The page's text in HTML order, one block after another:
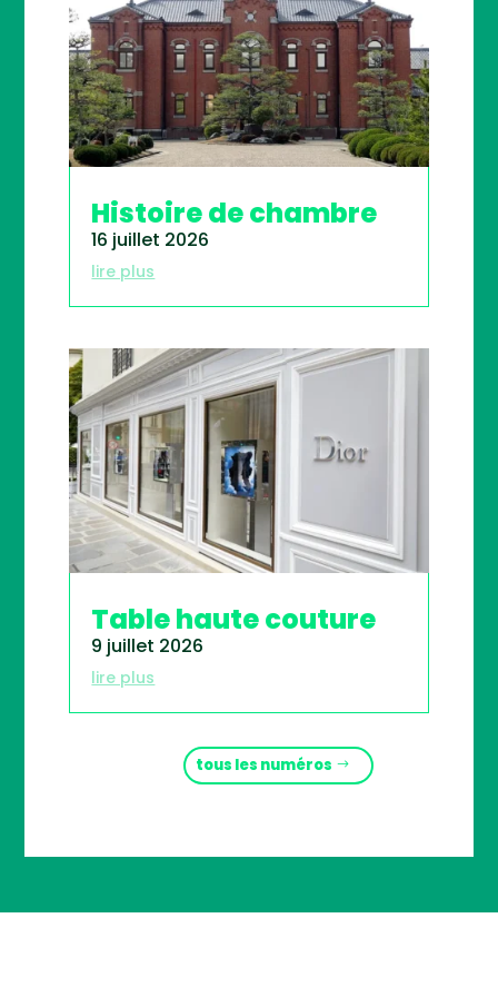
Histoire de chambre
16 juillet 2026
lire plus
Table haute couture
9 juillet 2026
lire plus
tous les numéros